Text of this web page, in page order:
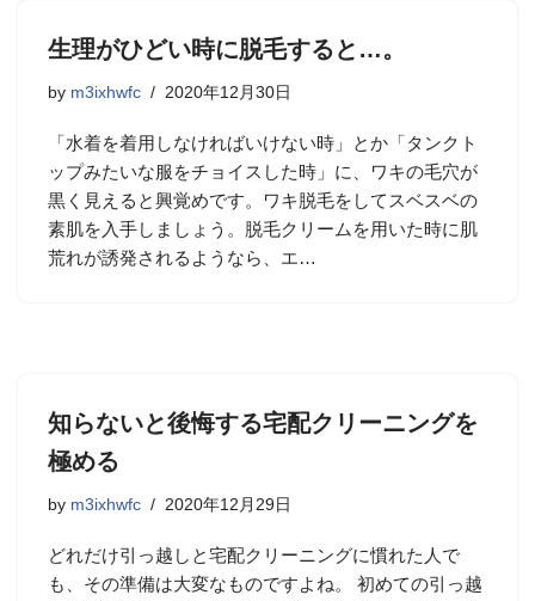
生理がひどい時に脱毛すると…。
by m3ixhwfc 2020年12月30日
「水着を着用しなければいけない時」とか「タンクト
ップみたいな服をチョイスした時」に、ワキの毛穴が
黒く見えると興覚めです。ワキ脱毛をしてスベスベの
素肌を入手しましょう。脱毛クリームを用いた時に肌
荒れが誘発されるようなら、エ…
知らないと後悔する宅配クリーニングを
極める
by m3ixhwfc 2020年12月29日
どれだけ引っ越しと宅配クリーニングに慣れた人で
も、その準備は大変なものですよね。 初めての引っ越